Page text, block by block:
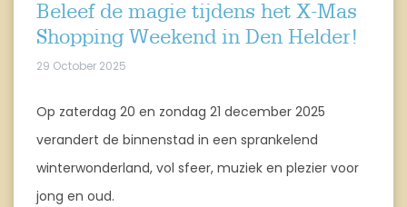
Beleef de magie tijdens het X-Mas
Shopping Weekend in Den Helder!
29 October 2025
Op zaterdag 20 en zondag 21 december 2025
verandert de binnenstad in een sprankelend
winterwonderland, vol sfeer, muziek en plezier voor
jong en oud.